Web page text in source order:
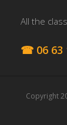
All the
☎ 06 63
Copyright